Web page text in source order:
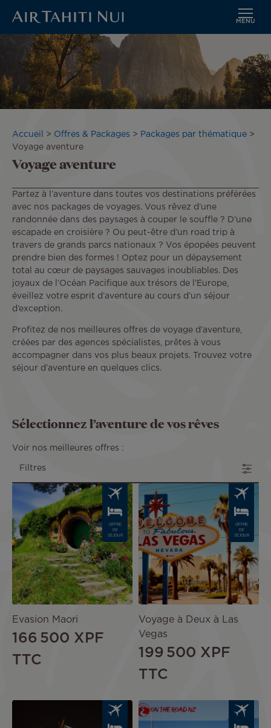
contenu
principal
MENU
Fil
d'Ariane
Accueil Offres & Packages
Packages par thématique
Voyage aventure
Voyage aventure
Partez à l’aventure dans toutes vos destinations préférées
avec nos packages de voyages. Vous rêvez d’une
randonnée dans des paysages à couper le souffle ? D’une
escapade en croisière ? Ou peut-être d’un road trip à
travers de grands parcs nationaux ? Vos épopées peuvent
prendre bien des formes ! Optez pour un dépaysement
total au cœur de paysages sauvages inoubliables. Des
joyaux de l’Océan Pacifique aux trésors de l’Europe,
éveillez votre esprit d’aventure au cours d’un séjour
d’exception.
Profitez de nos meilleures offres de voyage d’aventure,
créées par des agences spécialistes, prêtes à vous
accompagner dans vos plus beaux projets. Trouvez votre
séjour d’aventure en quelques clics.
Sélectionnez l’aventure de vos rêves
Voir nos meilleures offres :
Filtres
Image
OFFRE
DE
SÉJOUR
Evasion Maori
166 500 XPF
TTC
Image
OFFRE
DE
SÉJOUR
Voyage à Deux à Las
Vegas
199 500 XPF
TTC
Image